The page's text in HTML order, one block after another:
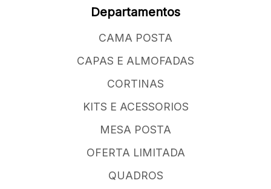
Departamentos
CAMA POSTA
CAPAS E ALMOFADAS
CORTINAS
KITS E ACESSORIOS
MESA POSTA
OFERTA LIMITADA
QUADROS